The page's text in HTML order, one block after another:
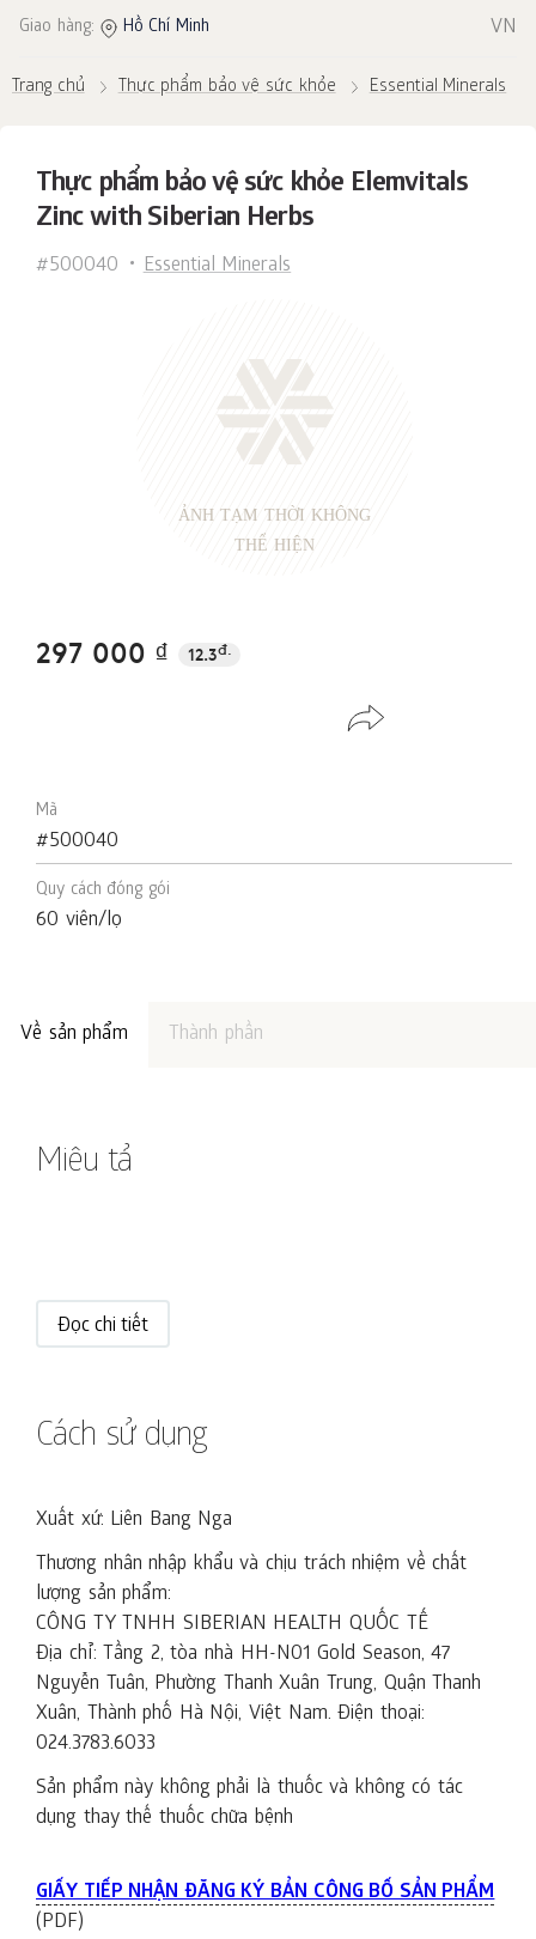
Giao hàng: Hồ Chí Minh VN
Trang chủ Thực phẩm bảo vệ sức khỏe Essential Minerals
Thực phẩm bảo vệ sức khỏe Elemvitals
Zinc with Siberian Herbs
#500040 Essential Minerals
ẢNH TẠM THỜI KHÔNG
THỂ HIỆN
297 000 ₫ 12.3đ.
Mã
#500040
Quy cách đóng gói
60 viên/lọ
Về sản phẩm Thành phần
Miêu tả
Đọc chi tiết
Cách sử dụng
Xuất xứ: Liên Bang Nga
Thương nhân nhập khẩu và chịu trách nhiệm về chất
lượng sản phẩm:
CÔNG TY TNHH SIBERIAN HEALTH QUỐC TẾ
Địa chỉ: Tầng 2, tòa nhà HH-N01 Gold Season, 47
Nguyễn Tuân, Phường Thanh Xuân Trung, Quận Thanh
Xuân, Thành phố Hà Nội, Việt Nam. Điện thoại:
024.3783.6033
Sản phẩm này không phải là thuốc và không có tác
dụng thay thế thuốc chữa bệnh
GIẤY TIẾP NHẬN ĐĂNG KÝ BẢN CÔNG BỐ SẢN PHẨM
(PDF)